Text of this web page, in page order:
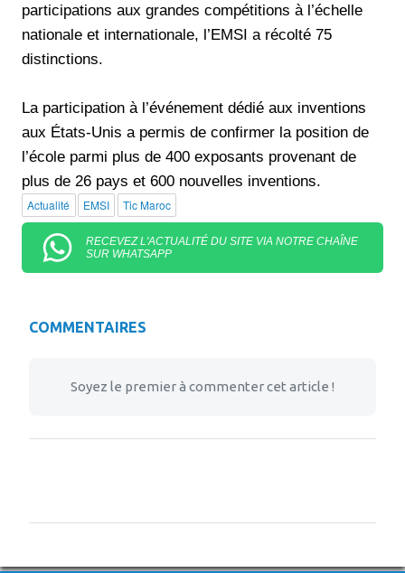
participations aux grandes compétitions à l’échelle
nationale et internationale, l’EMSI a récolté 75
distinctions.
La participation à l’événement dédié aux inventions
aux États-Unis a permis de confirmer la position de
l’école parmi plus de 400 exposants provenant de
plus de 26 pays et 600 nouvelles inventions.
Actualité EMSI Tic Maroc
RECEVEZ L'ACTUALITÉ DU SITE VIA NOTRE CHAÎNE
SUR WHATSAPP
COMMENTAIRES
Soyez le premier à commenter cet article !